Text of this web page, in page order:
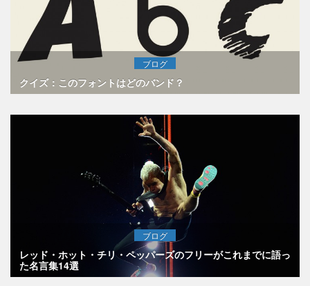
ブログ
クイズ：このフォントはどのバンド？
ブログ
レッド・ホット・チリ・ペッパーズのフリーがこれまでに語っ
た名言集14選